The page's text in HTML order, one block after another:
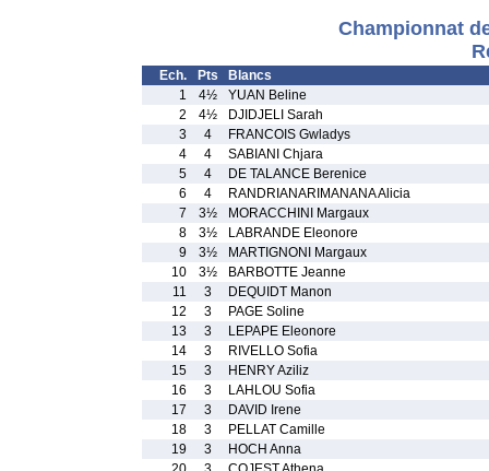
Championnat
Ech. Pts
Blancs
1
4½
YUAN Beline
2
4½
DJIDJELI Sarah
3
4
FRANCOIS Gwladys
4
4
SABIANI Chjara
5
4
DE TALANCE Berenice
6
4
RANDRIANARIMANANA Alicia
7
3½
MORACCHINI Margaux
8
3½
LABRANDE Eleonore
9
3½
MARTIGNONI Margaux
10
3½
BARBOTTE Jeanne
11
3
DEQUIDT Manon
12
3
PAGE Soline
13
3
LEPAPE Eleonore
14
3
RIVELLO Sofia
15
3
HENRY Aziliz
16
3
LAHLOU Sofia
17
3
DAVID Irene
18
3
PELLAT Camille
19
3
HOCH Anna